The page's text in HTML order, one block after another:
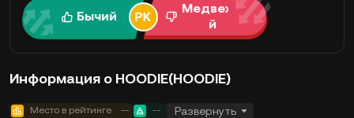
Бычий
Медвежи
й
Информация о HOODIE(HOODIE)
Место в рейтинге -- -- Развернуть